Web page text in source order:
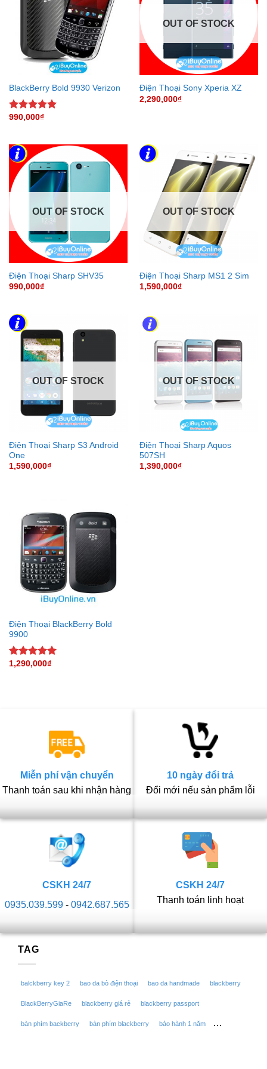
BlackBerry Bold 9930 Verizon
Rated5.00
990,000₫
OUT OF STOCK
Điện Thoại Sony Xperia XZ
2,290,000₫
OUT OF STOCK
Điện Thoại Sharp SHV35
990,000₫
OUT OF STOCK
Điện Thoại Sharp MS1 2 Sim
1,590,000₫
OUT OF STOCK
Điện Thoại Sharp S3 Android
One
1,590,000₫
OUT OF STOCK
Điện Thoại Sharp Aquos
507SH
1,390,000₫
Điện Thoại BlackBerry Bold
9900
Rated5.00
1,290,000₫
Miễn phí vận chuyển
Thanh toán sau khi nhận hàng
10 ngày đổi trả
Đổi mới nếu sản phẩm lỗi
CSKH 24/7
0935.039.599- 0942.687.565
CSKH 24/7
Thanh toán linh hoạt
TAG
balckberry key 2 bao da bò điện thoại bao da handmade blackberry
BlackBerryGiaRe blackberry giá rẻ blackberry passport
bàn phím backberry bàn phím blackberry bảo hành 1 năm